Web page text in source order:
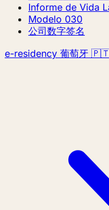
Informe de Vida
Modelo 030
公司数字签名
e-residency 葡萄牙